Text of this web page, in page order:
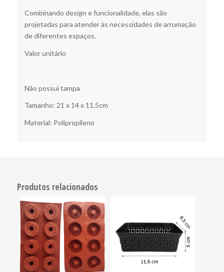
Combinando design e funcionalidade, elas são
projetadas para atender às necessidades de arrumação
de diferentes espaços.
Valor unitário
Não possui tampa
Tamanho: 21 x 14 x 11,5cm
Material: Polipropileno
Produtos relacionados